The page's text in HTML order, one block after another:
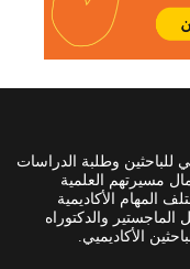
وطلبة الدراسات
مسيرتهم العلمية
المهام الأكاديمية
الماجستير والدكتوراه
الأكاديميي.